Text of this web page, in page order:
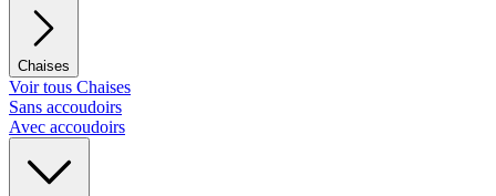
Chaises
Voir tous Chaises
Sans accoudoirs
Avec accoudoirs